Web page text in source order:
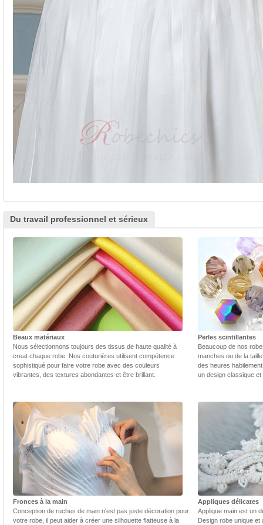
Du travail professionnel et sérieux
Beaux matériaux
Nous sélectionnons toujours des tissus de haute qualité à
creat chaque robe. Nos couturières utilisent compétence
sophistiqué pour faire votre robe avec des couleurs
vibrantes, des textures abondantes et être brillant.
Perles scintillantes
Beaucoup de nos
manches ou de la
des heures
un design classique
Fronces à la main
Conception de ruches de main n'est pas juste décoration pour
votre robe, il peut aider à créer une silhouette flatteuse à la
Appliques délicates
Applique main est un
Design robe unique